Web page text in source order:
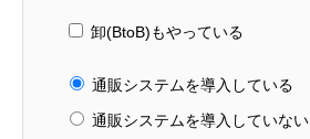
卸(BtoB)もやっている
通販システムを導入している
通販システムを導入していない